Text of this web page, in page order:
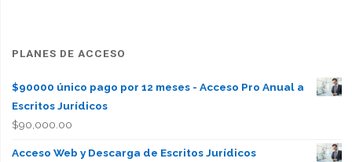
PLANES DE ACCESO
$90000 único pago por 12 meses - Acceso Pro Anual a
Escritos Jurídicos
$90,000.00
Acceso Web y Descarga de Escritos Jurídicos